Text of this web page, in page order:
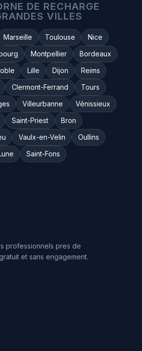
DE RECHARGE
VILLES
Marseille Toulouse
Nice
Montpellier
Bordeaux
Lille Dijon
Reims
Clermont-Ferrand
Tours
Villeurbanne
Vénissieux
Saint-Priest
Bron
Vaulx-en-Velin
Oullins
Saint-Fons
professionnels pres de
et sans engagement.